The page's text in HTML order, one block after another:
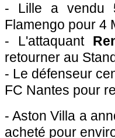
- Lille a vendu
Flamengo pour 4
- L'attaquant
retourner au
- Le défenseur
FC Nantes pour
- Aston Villa a
acheté pour